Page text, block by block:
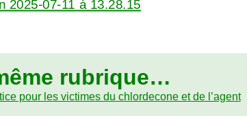
rubrique…
pour les victimes du chlordecone et de l’agent